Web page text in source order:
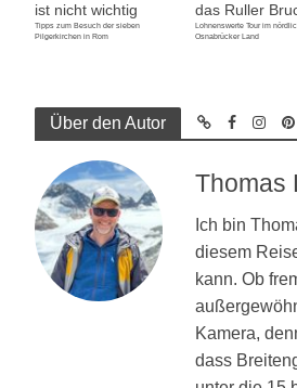
ist nicht wichtig
Tipps zum Besuch der sieben
Pilgerkirchen in Rom
das Ruller
Lohnenswerte Tour im
Osnabrücker Land
Über den Autor
Thomas
Ich bin
diesem
kann. Ob
Kamera,
dass